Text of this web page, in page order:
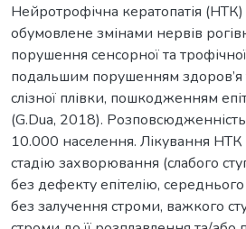
Нейротрофічна кератопатія
обумовлене змінами нервів
порушення сенсорної та
подальшим порушенням здоров’я
слізної плівки, пошкодженням
(G.Dua, 2018).
10.000 населення. Лікування НТК
стадію захворювання (слабого
без дефекту епітелію,
без залучення строми, важкого